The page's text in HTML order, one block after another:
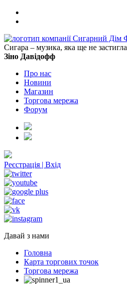
Сигара – музика, яка ще не застигла
Зіно Давідофф
Про нас
Новини
Магазин
Торгова мережа
Форум
Реєстрація | Вхід
Давай з нами
Головна
Карта торгових точок
Торгова мережа